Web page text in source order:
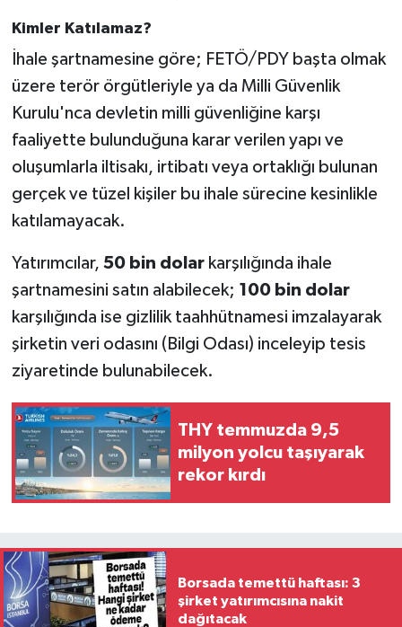
Kimler Katılamaz?
İhale şartnamesine göre; FETÖ/PDY başta olmak
üzere terör örgütleriyle ya da Milli Güvenlik
Kurulu'nca devletin milli güvenliğine karşı
faaliyette bulunduğuna karar verilen yapı ve
oluşumlarla iltisakı, irtibatı veya ortaklığı bulunan
gerçek ve tüzel kişiler bu ihale sürecine kesinlikle
katılamayacak.
Yatırımcılar, 50 bin dolarkarşılığında ihale
şartnamesini satın alabilecek; 100 bin dolar
karşılığında ise gizlilik taahhütnamesi imzalayarak
şirketin veri odasını (Bilgi Odası) inceleyip tesis
ziyaretinde bulunabilecek.
THY temmuzda 9,5
milyon yolcu taşıyarak
rekor kırdı
Borsada temettü haftası: 3
şirket yatırımcısına nakit
dağıtacak